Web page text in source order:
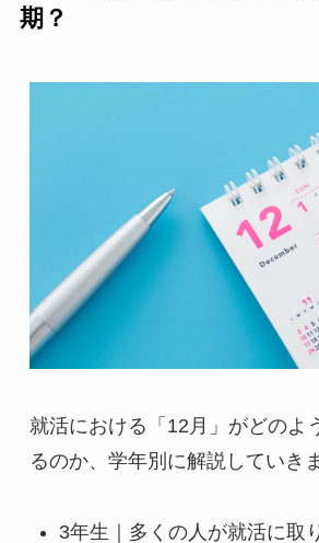
期？
就活における「12月」がどのよ
るのか、学年別に解説していき
3年生｜多くの人が就活に取